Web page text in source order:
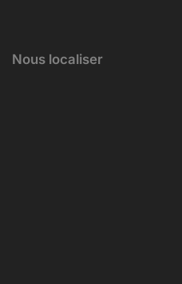
Nous localiser